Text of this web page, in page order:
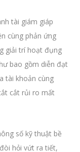
tài giám giáp
cùng phản ứng
giải trí hoạt đụng
bao gồm diễn đạt
tài khoản cùng
cắt rủi ro mất
số kỹ thuật bề
hỏi vứt ra tiết,